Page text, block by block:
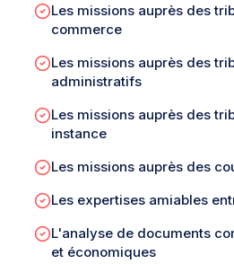
Les missions auprès des
commerce
Les missions auprès des
administratifs
Les missions auprès des
instance
Les missions auprès des
Les expertises amiables
L'analyse de documents
et économiques